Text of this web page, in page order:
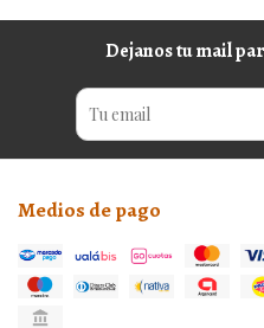
Dejanos tu mail
Medios de pago